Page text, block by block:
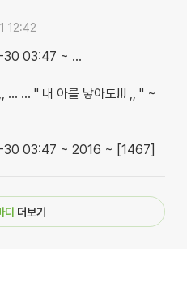
12:42
30 03:47 ~ …
… … " 내 아를 낳아도!!! ,, " ~
30 03:47 ~ 2016 ~ [1467]
디 더보기